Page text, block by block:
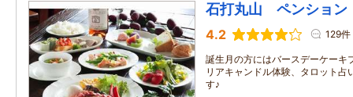
石打丸山 ペンショ
4.2 129件
誕生月の方にはバースデーケーキ
リアキャンドル体験、タロット占
す♪